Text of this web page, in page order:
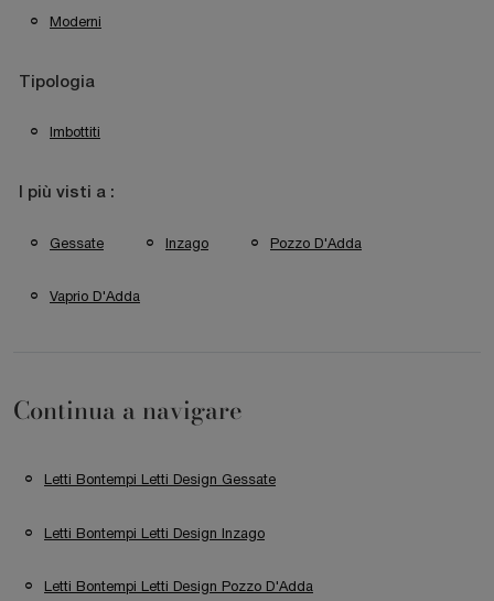
Moderni
Tipologia
Imbottiti
I più visti a :
Gessate Inzago Pozzo D'Adda
Vaprio D'Adda
Continua a navigare
Letti Bontempi Letti Design Gessate
Letti Bontempi Letti Design Inzago
Letti Bontempi Letti Design Pozzo D'Adda